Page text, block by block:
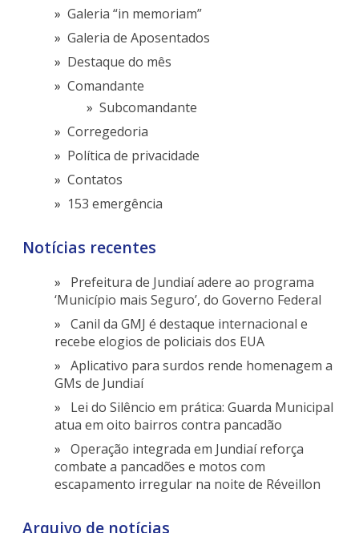
Galeria “in memoriam”
Galeria de Aposentados
Destaque do mês
Comandante
Subcomandante
Corregedoria
Política de privacidade
Contatos
153 emergência
Notícias recentes
Prefeitura de Jundiaí adere ao programa
‘Município mais Seguro’, do Governo Federal
Canil da GMJ é destaque internacional e
recebe elogios de policiais dos EUA
Aplicativo para surdos rende homenagem a
GMs de Jundiaí
Lei do Silêncio em prática: Guarda Municipal
atua em oito bairros contra pancadão
Operação integrada em Jundiaí reforça
combate a pancadões e motos com
escapamento irregular na noite de Réveillon
Arquivo de notícias